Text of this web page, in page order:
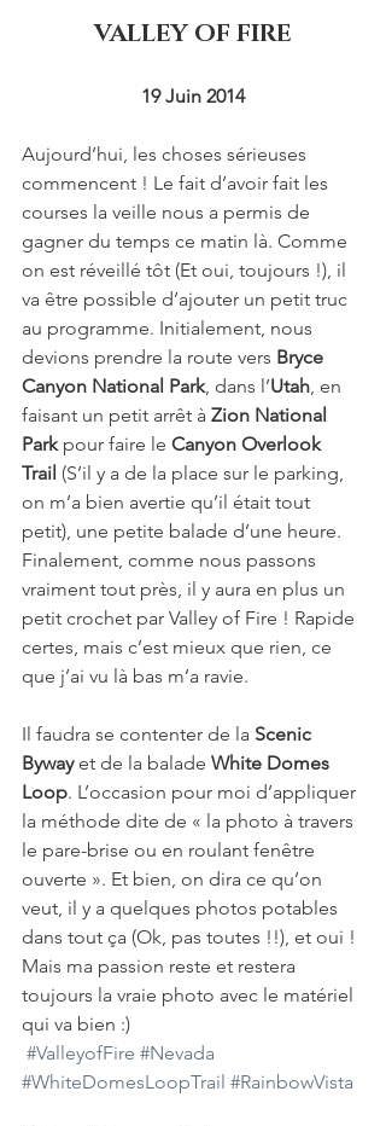
VALLEY OF FIRE
19 Juin 2014
Aujourd’hui, les choses sérieuses
commencent ! Le fait d’avoir fait les
courses la veille nous a permis de
gagner du temps ce matin là. Comme
on est réveillé tôt (Et oui, toujours !), il
va être possible d’ajouter un petit truc
au programme. Initialement, nous
devions prendre la route vers Bryce
Canyon National Park, dans l’Utah , en
faisant un petit arrêt à Zion National
Park pour faire le Canyon Overlook
Trail (S’il y a de la place sur le parking,
on m’a bien avertie qu’il était tout
petit), une petite balade d’une heure.
Finalement, comme nous passons
vraiment tout près, il y aura en plus un
petit crochet par Valley of Fire ! Rapide
certes, mais c’est mieux que rien, ce
que j’ai vu là bas m’a ravie.
Il faudra se contenter de la Scenic
Byway et de la balade White Domes
Loop. L’occasion pour moi d’appliquer
la méthode dite de « la photo à travers
le pare-brise ou en roulant fenêtre
ouverte ». Et bien, on dira ce qu’on
veut, il y a quelques photos potables
dans tout ça (Ok, pas toutes !!), et oui !
Mais ma passion reste et restera
toujours la vraie photo avec le matériel
qui va bien :)
#ValleyofFire #Nevada
#WhiteDomesLoopTrail #RainbowVista